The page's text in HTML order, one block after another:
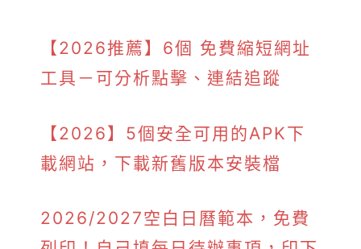
【2026推薦】6個 免費縮短網址
工具－可分析點擊、連結追蹤
【2026】5個安全可用的APK下
載網站，下載新舊版本安裝檔
2026/2027空白日曆範本，免費